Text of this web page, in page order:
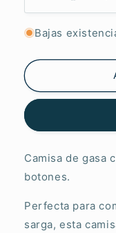
cantidad
para
Mao
Paraguayo
Bajas
Camisa de gasa
botones.
Perfecta para
sarga, esta